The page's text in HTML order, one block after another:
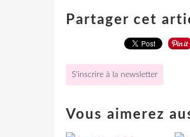
Partager cet
S'inscrire à la newsletter
Vous aimerez